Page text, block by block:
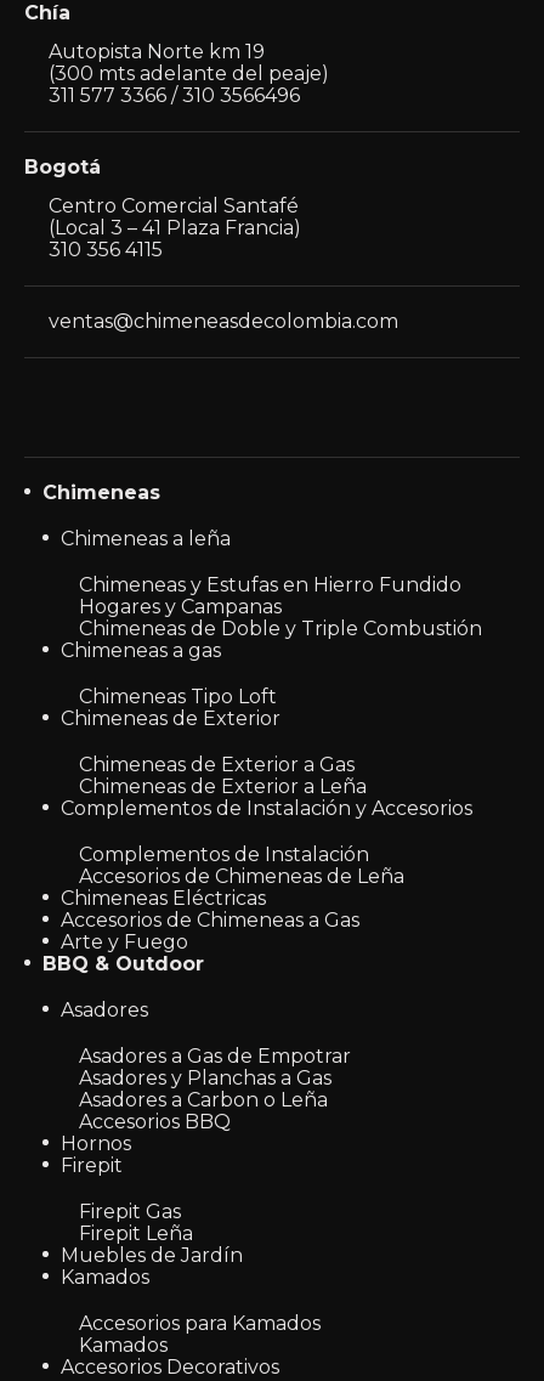
Chía
Autopista Norte km 19
(300 mts adelante del peaje)
311 577 3366 / 310 3566496
Bogotá
Centro Comercial Santafé
(Local 3 – 41 Plaza Francia)
310 356 4115
ventas@chimeneasdecolombia.com
Chimeneas
Chimeneas a leña
Chimeneas y Estufas en Hierro Fundido
Hogares y Campanas
Chimeneas de Doble y Triple Combustión
Chimeneas a gas
Chimeneas Tipo Loft
Chimeneas de Exterior
Chimeneas de Exterior a Gas
Chimeneas de Exterior a Leña
Complementos de Instalación y Accesorios
Complementos de Instalación
Accesorios de Chimeneas de Leña
Chimeneas Eléctricas
Accesorios de Chimeneas a Gas
Arte y Fuego
BBQ & Outdoor
Asadores
Asadores a Gas de Empotrar
Asadores y Planchas a Gas
Asadores a Carbon o Leña
Accesorios BBQ
Hornos
Firepit
Firepit Gas
Firepit Leña
Muebles de Jardín
Kamados
Accesorios para Kamados
Kamados
Accesorios Decorativos